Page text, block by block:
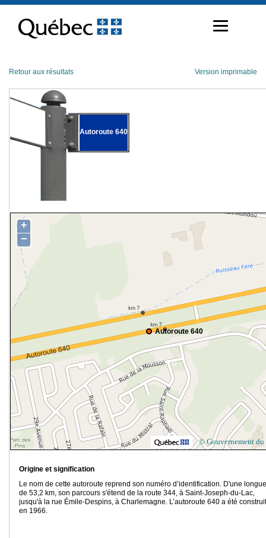
contenu
Retour aux résultats Version imprimable
Autoroute 640
Autoroute 640
+
−
© Gouvernement du
Origine et signification
Le nom de cette autoroute reprend son numéro d’identification. D'une
de 53,2 km, son parcours s'étend de la route 344, à Saint-Joseph-du-Lac,
jusqu'à la rue Émile-Despins, à Charlemagne. L’autoroute 640 a été
en 1966.